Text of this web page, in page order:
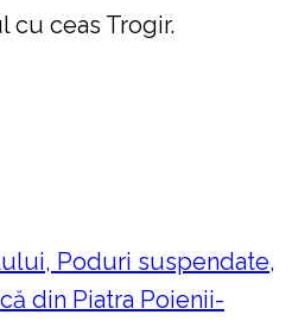
cu ceas Trogir.
Poduri suspendate,
din Piatra Poienii-